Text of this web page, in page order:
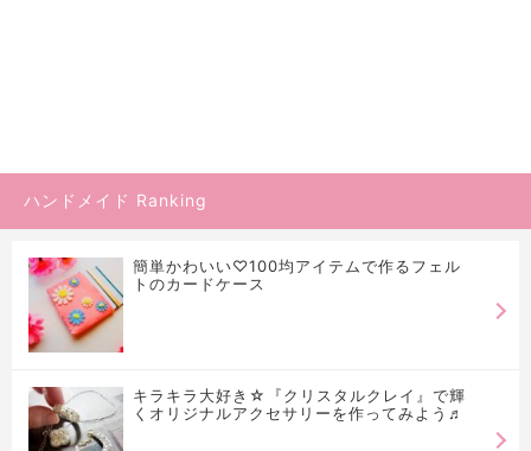
ハンドメイド Ranking
簡単かわいい♡100均アイテムで作るフェル
トのカードケース
キラキラ大好き☆『クリスタルクレイ』で輝
くオリジナルアクセサリーを作ってみよう♬